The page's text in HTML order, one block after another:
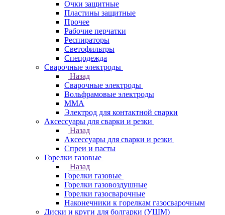
Очки защитные
Пластины защитные
Прочее
Рабочие перчатки
Респираторы
Светофильтры
Спецодежда
Сварочные электроды
Назад
Сварочные электроды
Вольфрамовые электроды
ММА
Электрод для контактной сварки
Аксессуары для сварки и резки
Назад
Аксессуары для сварки и резки
Спреи и пасты
Горелки газовые
Назад
Горелки газовые
Горелки газовоздушные
Горелки газосварочные
Наконечники к горелкам газосварочным
Диски и круги для болгарки (УШМ)